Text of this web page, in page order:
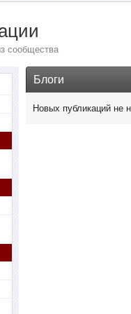
сообщества
Блоги
Новых публикаций не